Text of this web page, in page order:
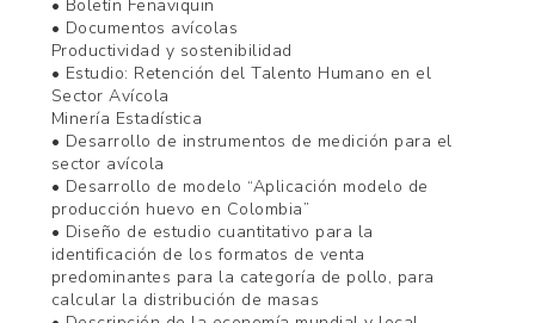
• Boletín Fenaviquin
• Documentos avícolas
Productividad y sostenibilidad
• Estudio: Retención del Talento Humano en el
Sector Avícola
Minería Estadística
• Desarrollo de instrumentos de medición para el
sector avícola
• Desarrollo de modelo “Aplicación modelo de
producción huevo en Colombia”
• Diseño de estudio cuantitativo para la
identificación de los formatos de venta
predominantes para la categoría de pollo, para
calcular la distribución de masas